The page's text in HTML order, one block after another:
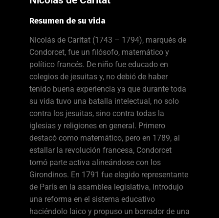
Resumen de su vida
Nicolás de Caritat (1743 – 1794), marqués de
Condorcet, fue un filósofo, matemático y
político francés. De niño fue educado en
colegios de jesuitas y, no debió de haber
tenido buena experiencia ya que durante toda
su vida tuvo una batalla intelectual, no solo
contra los jesuitas, sino contra todas la
iglesias y religiones en general. Primero
destacó como matemático, pero en 1789, al
estallar la revolución francesa, Condorcet
tomó parte activa alineándose con los
Girondinos. En 1791 fue elegido representante
de París en la asamblea legislativa, introdujo
una reforma en el sistema educativo
haciéndolo laico y propuso un borrador de una